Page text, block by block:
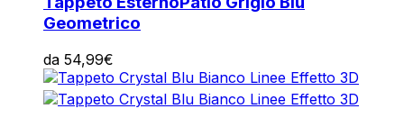
Geometrico
da 54,99€